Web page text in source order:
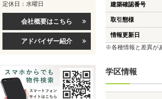
建築確認番号
取引態様
情報更新日
※各種情報と差異が
学区情報
定休日：水曜日
会社概要はこちら
アドバイザー紹介